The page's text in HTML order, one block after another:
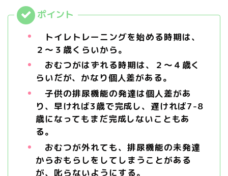
トイレトレーニングを始める時期は、
２～３歳くらいから。
おむつがはずれる時期は、
２～４歳く
らいだが、かなり個人差がある。
子供の排尿機能の発達は個人差があ
り、早ければ3歳で完成し、遅ければ7-8
歳になってもまだ完成しないこともあ
る。
おむつが外れても、排尿機能の未発達
からおもらしをしてしまうことがある
が、叱らないようにする。